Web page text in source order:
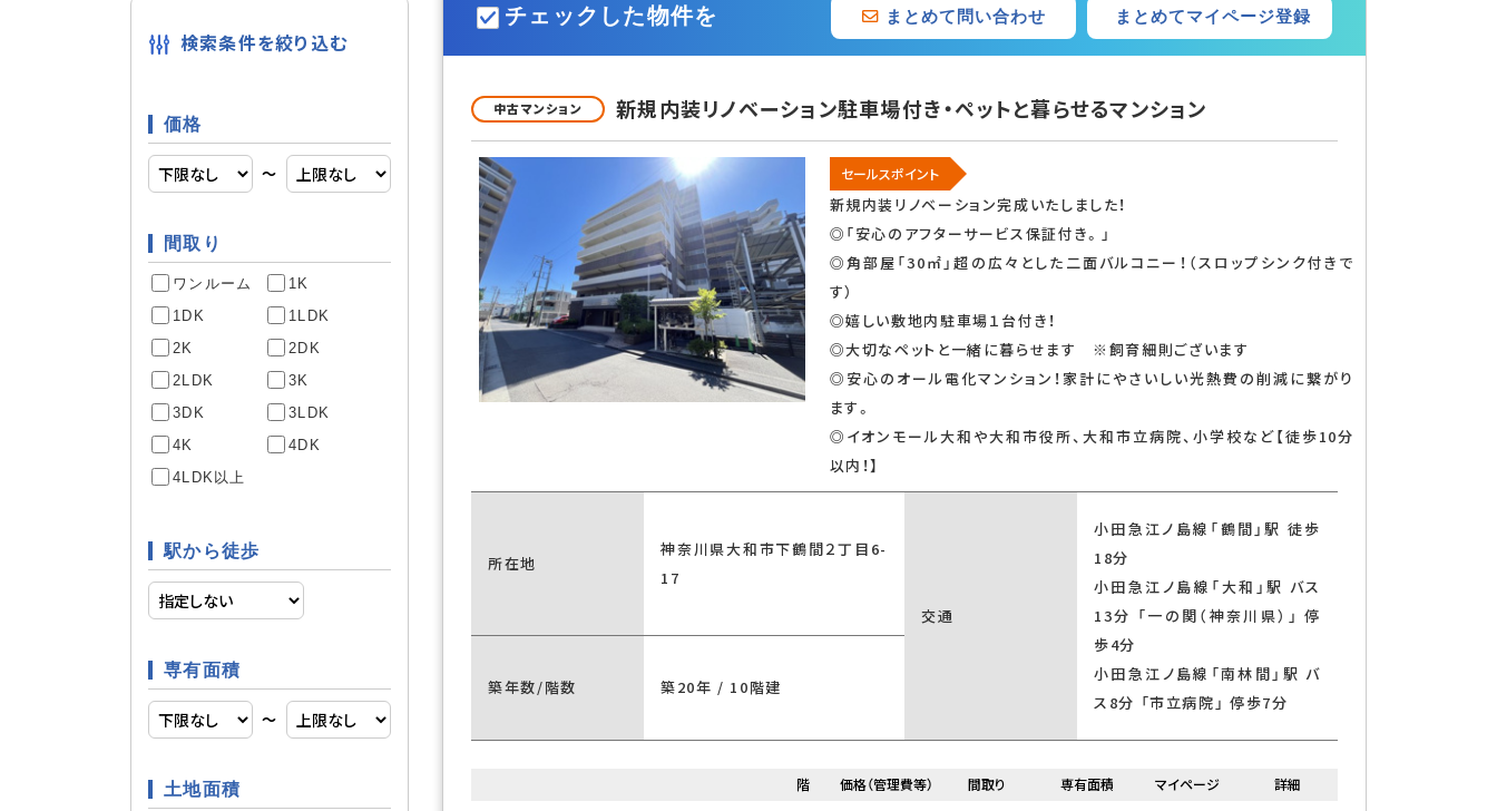
検索条件を絞り込む
価格
〜
間取り
ワンルーム
1K
1DK
1LDK
2K
2DK
2LDK
3K
3DK
3LDK
4K
4DK
4LDK以上
駅から徒歩
専有面積
〜
土地面積
セキュリティ
通信・放送 BS CATV
建物構造 デザイナーズ 外観タイル張り
部屋構造 角部屋
駐車場・駐輪場
キッチン 食器洗い乾燥機
対面式キッチン
バス・トイレ
チェックした物件を まとめて問い合わせ まとめてマイページ登録
中古マンション 新規内装リノベーション駐車場付き・ペットと暮らせるマンション
セールスポイント
新規内装リノベーション完成いたしました！
◎「安心のアフターサービス保証付き。」
◎角部屋「30㎡」超の広々とした二面バルコニー！（スロップシンク付きで
す）
◎嬉しい敷地内駐車場１台付き！
◎大切なペットと一緒に暮らせます ※飼育細則ございます
◎安心のオール電化マンション！家計にやさいしい光熱費の削減に繋がり
ます。
◎イオンモール大和や大和市役所、大和市立病院、小学校など【徒歩10分
以内！】
所在地
神奈川県大和市下鶴間２丁目6-
17
交通
小田急江ノ島線「鶴間」駅 徒歩
18分
小田急江ノ島線「大和」駅 バス
13分 「一の関（神奈川県）」 停
歩4分
小田急江ノ島線「南林間」駅 バ
ス8分 「市立病院」 停歩7分
築年数/階数 築20年 / 10階建
階 価格（管理費等） 間取り 専有面積 マイページ 詳細